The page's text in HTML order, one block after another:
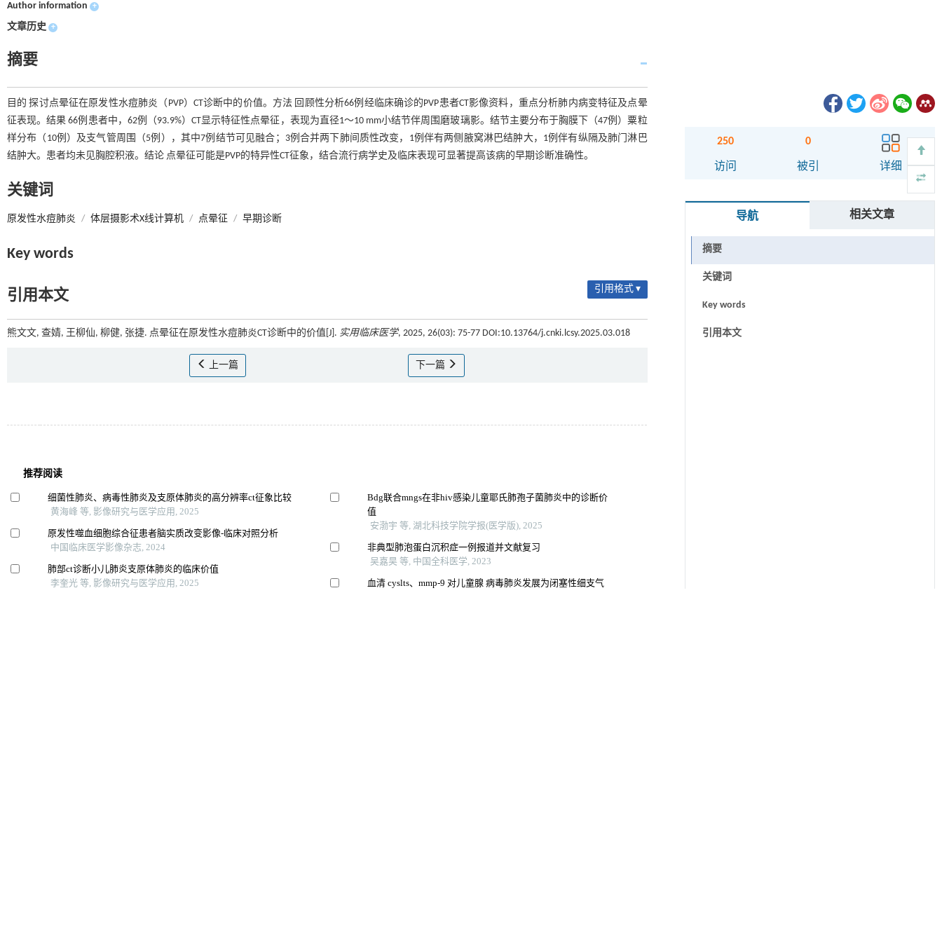
Author information +
文章历史 +
摘要
目的 探讨点晕征在原发性水痘肺炎（PVP）CT诊断中的价值。方法 回顾性分析66例经临床确诊的PVP患者CT影像资料，重点分析肺内病变特征及点晕
征表现。结果 66例患者中，62例（93.9%）CT显示特征性点晕征，表现为直径1～10 mm小结节伴周围磨玻璃影。结节主要分布于胸膜下（47例）粟粒
样分布（10例）及支气管周围（5例），其中7例结节可见融合；3例合并两下肺间质性改变，1例伴有两侧腋窝淋巴结肿大，1例伴有纵隔及肺门淋巴
结肿大。患者均未见胸腔积液。结论 点晕征可能是PVP的特异性CT征象，结合流行病学史及临床表现可显著提高该病的早期诊断准确性。
关键词
原发性水痘肺炎 / 体层摄影术X线计算机 / 点晕征 / 早期诊断
Key words
引用本文 引用格式 ▾
熊文文, 查婧, 王柳仙, 柳健, 张捷. 点晕征在原发性水痘肺炎CT诊断中的价值[J]. 实用临床医学, 2025, 26(03): 75-77 DOI:10.13764/j.cnki.lcsy.2025.03.018
上一篇 下一篇
250
访问
0
被引 详细
导航 相关文章
摘要
关键词
Key words
引用本文